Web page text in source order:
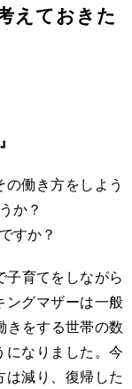
えておきた
働き方をしよう
か？
すか？
子育てをしながら
ングマザーは一般
きをする世帯の数
になりました。今
は減り、復帰した